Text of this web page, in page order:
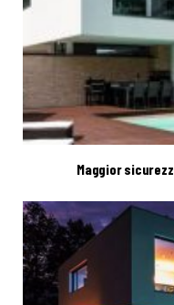
Maggior